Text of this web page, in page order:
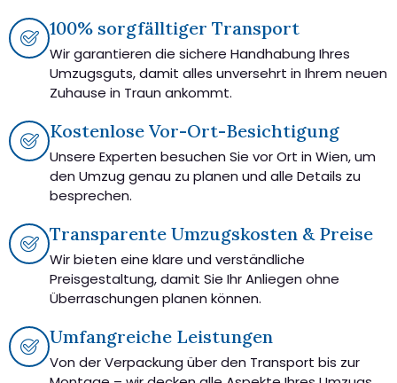
100% sorgfälltiger Transport
Wir garantieren die sichere Handhabung Ihres
Umzugsguts, damit alles unversehrt in Ihrem neuen
Zuhause in Traun ankommt.
Kostenlose Vor-Ort-Besichtigung
Unsere Experten besuchen Sie vor Ort in Wien, um
den Umzug genau zu planen und alle Details zu
besprechen.
Transparente Umzugskosten & Preise
Wir bieten eine klare und verständliche
Preisgestaltung, damit Sie Ihr Anliegen ohne
Überraschungen planen können.
Umfangreiche Leistungen
Von der Verpackung über den Transport bis zur